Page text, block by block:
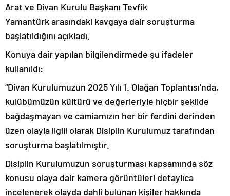
Arat ve Divan Kurulu Başkanı Tevfik
Yamantürk arasındaki kavgaya dair soruşturma
başlatıldığını açıkladı.
Konuya dair yapılan bilgilendirmede şu ifadeler
kullanıldı:
“Divan Kurulumuzun 2025 Yılı 1. Olağan Toplantısı’nda,
kulübümüzün kültürü ve değerleriyle hiçbir şekilde
bağdaşmayan ve camiamızın her bir ferdini derinden
üzen olayla ilgili olarak Disiplin Kurulumuz tarafından
soruşturma başlatılmıştır.
Disiplin Kurulumuzun soruşturması kapsamında söz
konusu olaya dair kamera görüntüleri detaylıca
incelenerek olayda dahli bulunan kişiler hakkında